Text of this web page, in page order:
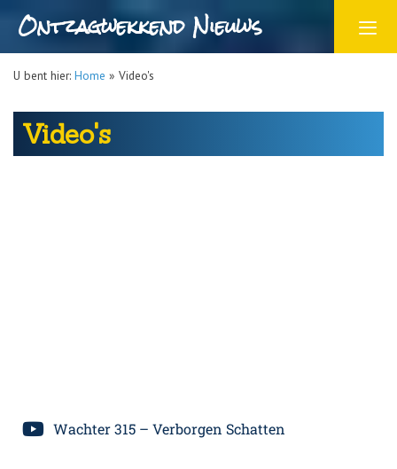
Ontzagwekkend Nieuws
U bent hier: Home » Video's
Video's
Wachter 315 – Verborgen Schatten